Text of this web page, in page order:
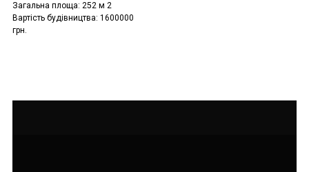
Загальна площа: 252 м 2
Вартість будівництва: 1600000
грн.